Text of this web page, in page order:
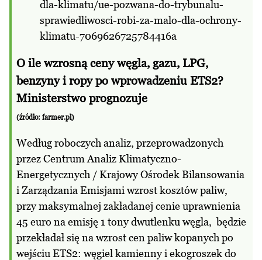
dla-klimatu/ue-pozwana-do-trybunalu-
sprawiedliwosci-robi-za-malo-dla-ochrony-
klimatu-7069626725784416a
O ile wzrosną ceny węgla, gazu, LPG,
benzyny i ropy po wprowadzeniu ETS2?
Ministerstwo prognozuje
(źródło: farmer.pl)
Według roboczych analiz, przeprowadzonych
przez Centrum Analiz Klimatyczno-
Energetycznych / Krajowy Ośrodek Bilansowania
i Zarządzania Emisjami wzrost kosztów paliw,
przy maksymalnej zakładanej cenie uprawnienia
45 euro na emisję 1 tony dwutlenku węgla, będzie
przekładał się na wzrost cen paliw kopanych po
wejściu ETS2: węgiel kamienny i ekogroszek do